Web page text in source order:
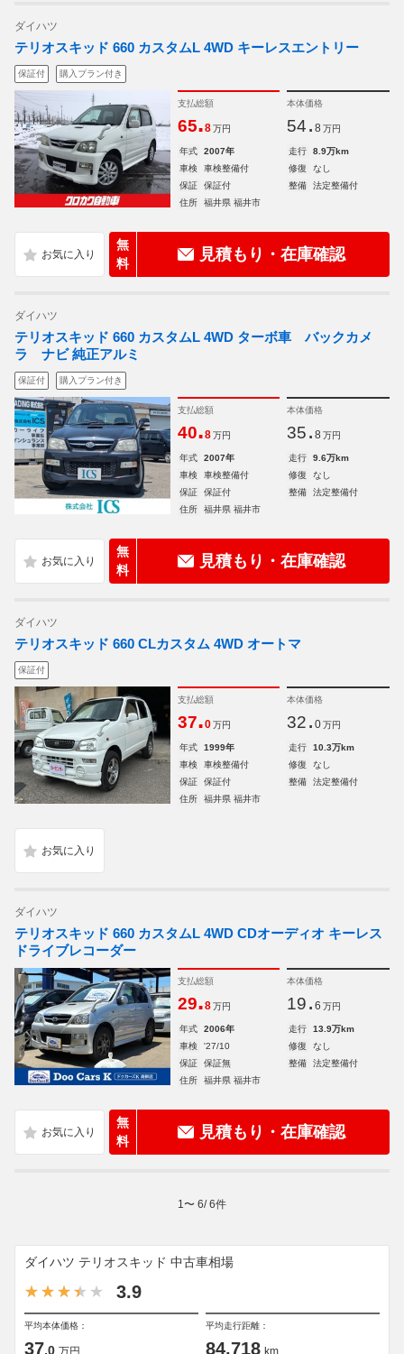
ダイハツ
テリオスキッド 660 カスタムL 4WD キーレスエントリー
保証付 購入プラン付き
支払総額
65.8 万円
本体価格
54. 8 万円
年式 2007年 走行
8.9万km
車検
車検整備付 修復
なし
保証
保証付 整備
法定整備付
住所
福井県 福井市
無
料
見積もり・在庫確認
ダイハツ
テリオスキッド 660 カスタムL 4WD ターボ車 バックカメ
ラ ナビ 純正アルミ
保証付 購入プラン付き
支払総額
40.8 万円
本体価格
35. 8 万円
年式 2007年 走行
9.6万km
車検
車検整備付 修復
なし
保証
保証付 整備
法定整備付
住所
福井県 福井市
無
料
見積もり・在庫確認
ダイハツ
テリオスキッド 660 CLカスタム 4WD オートマ
保証付
支払総額
37.0 万円
本体価格
32. 0 万円
年式 1999年 走行
10.3万km
車検
車検整備付 修復
なし
保証
保証付 整備
法定整備付
住所
福井県 福井市
ダイハツ
テリオスキッド 660 カスタムL 4WD CDオーディオ キーレス
ドライブレコーダー
支払総額
29.8 万円
本体価格
19. 6 万円
年式 2006年 走行
13.9万km
車検
'27/10 修復
なし
保証
保証無 整備
法定整備付
住所
福井県 福井市
無
料
見積もり・在庫確認
1 〜 6/6件
ダイハツ テリオスキッド 中古車相場
3.9
平均本体価格：
37.0
平均走行距離：
84,718